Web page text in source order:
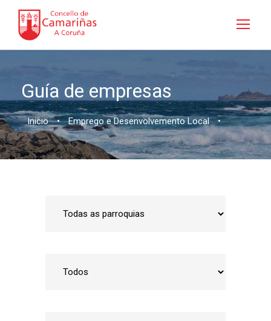
Guía de empresas
Inicio • Emprego e Desenvolvemento Local •